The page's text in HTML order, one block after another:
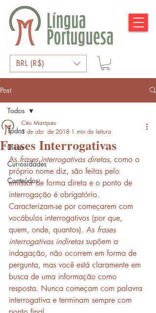
BRL (R$)
Post
Todos
Dicas
Curiosidades
Conteúdos
Todos
Frases Interrogativas
Céu Marques
3 de abr. de 2018 1 min de leitura
As frases interrogativas diretas, como o
próprio nome diz, são feitas pelo
emissor de forma direta e o ponto de
interrogação é obrigatório.
Caracterizam-se por começarem com
vocábulos interrogativos (por que,
quem, onde, quantos). As frases
interrogativas indiretas supõem a
indagação, não ocorrem em forma de
pergunta, mas você está claramente em
busca de uma informação como
resposta. Nunca começam com palavra
interrogativa e terminam sempre com